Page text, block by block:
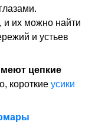
, и их можно найти
и устьев
цепкие
короткие усики